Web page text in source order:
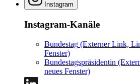
Instagram
Instagram-Kanäle
Bundestag (Externer Link,
Fenster)
Bundestagspräsidentin
neues Fenster)